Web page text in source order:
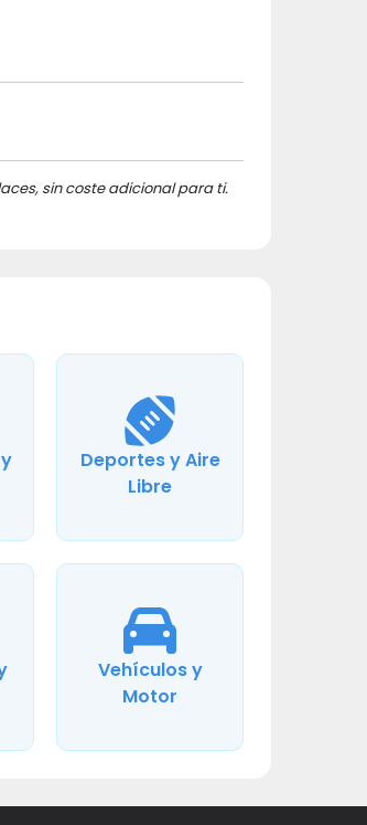
sin coste adicional para ti.
Deportes y Aire
Libre
Vehículos y
Motor